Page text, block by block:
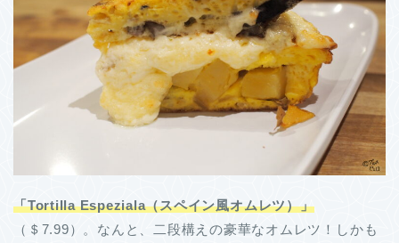
「Tortilla Espeziala（スペイン風オムレツ）」
（＄7.99）。なんと、二段構えの豪華なオムレツ！しかも